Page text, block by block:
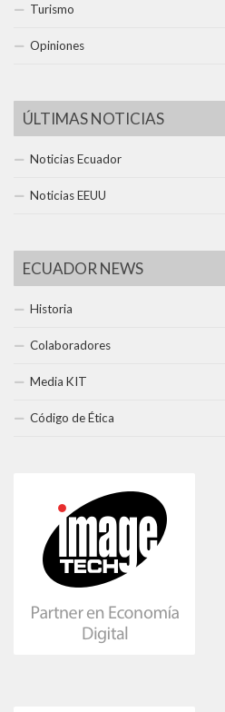
Turismo
Opiniones
ÚLTIMAS NOTICIAS
Noticias Ecuador
Noticias EEUU
ECUADOR NEWS
Historia
Colaboradores
Media KIT
Código de Ética